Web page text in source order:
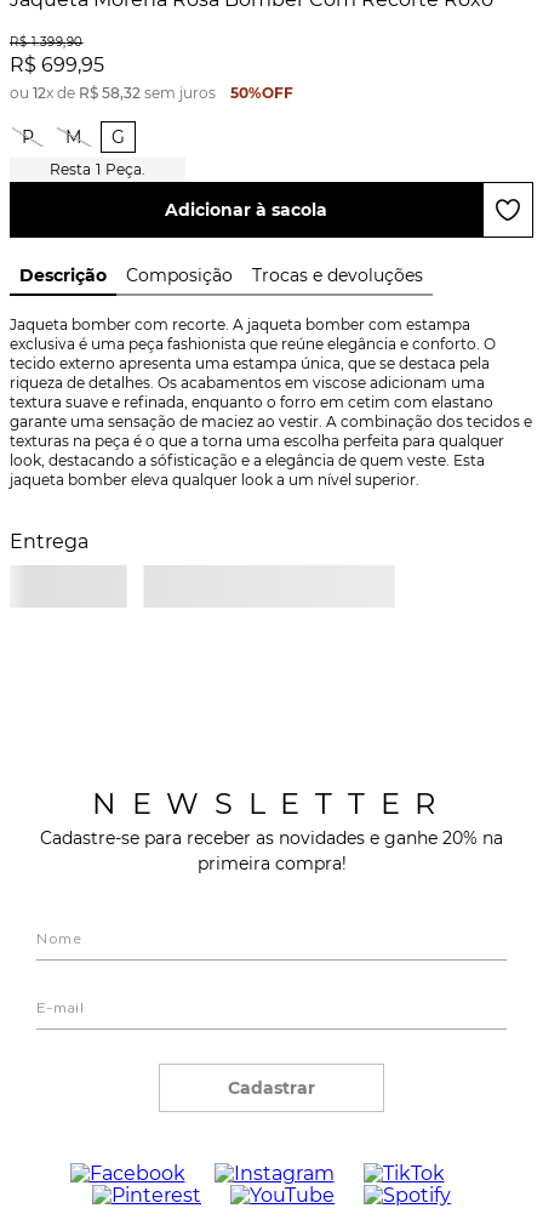
R$ 1.399,90
R$ 699,95
ou 12x de R$ 58,32 sem juros 50%OFF
P M G
1 Peça.
Adicionar à sacola
Descrição Composição Trocas e devoluções
Jaqueta bomber com recorte. A jaqueta bomber com estampa
exclusiva é uma peça fashionista que reúne elegância e conforto. O
tecido externo apresenta uma estampa única, que se destaca pela
riqueza de detalhes. Os acabamentos em viscose adicionam uma
textura suave e refinada, enquanto o forro em cetim com elastano
garante uma sensação de maciez ao vestir. A combinação dos tecidos e
texturas na peça é o que a torna uma escolha perfeita para qualquer
look, destacando a sófisticação e a elegância de quem veste. Esta
jaqueta bomber eleva qualquer look a um nível superior.
Entrega
NEWSLETTER
Cadastre-se para receber as novidades e ganhe 20% na
primeira compra!
Cadastrar